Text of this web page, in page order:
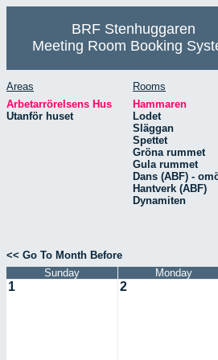
BRF Stenhuggaren
Meeting Room Booking
Areas
Arbetarrörelsens Hus
Utanför huset
Rooms
Hammaren
Lodet
Släggan
Spettet
Gröna rummet
Gula rummet
Dans (ABF) -
Hantverk (ABF)
Dynamiten
<< Go To Month Before
Sunday
Monday
1 2